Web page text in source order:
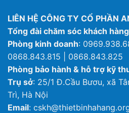
LIÊN HỆ CÔNG TY CỔ PHẦN
Tổng đài chăm sóc khách
Phòng kinh doanh:
0868.843.815 | 0868.843.825
Phòng bảo hành & hỗ trợ kỹ
Trụ sở: 25/1 Đ.Cầu Bươu, xã
Trì, Hà Nội
Email: